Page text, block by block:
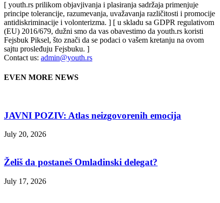
[ youth.rs prilikom objavjivanja i plasiranja sadržaja primenjuje
principe tolerancije, razumevanja, uvažavanja različitosti i promocije
antidiskriminacije i volonterizma. ] [ u skladu sa GDPR regulativom
(EU) 2016/679, dužni smo da vas obavestimo da youth.rs koristi
Fejsbuk Piksel, što znači da se podaci o vašem kretanju na ovom
sajtu prosleđuju Fejsbuku. ]
Contact us: admin@youth.rs
EVEN MORE NEWS
JAVNI POZIV: Atlas neizgovorenih emocija
July 20, 2026
Želiš da postaneš Omladinski delegat?
July 17, 2026